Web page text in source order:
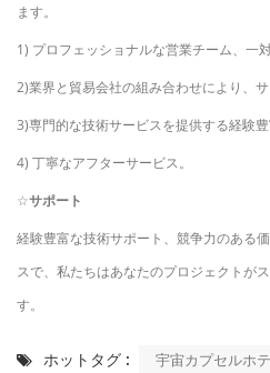
ます。
1) プロフェッショナルな営業チーム、一
2)業界と貿易会社の組み合わせにより、
3)専門的な技術サービスを提供する経験豊
4) 丁寧なアフターサービス。
☆サポート
経験豊富な技術サポート、競争力のある
スで、私たちはあなたのプロジェクトが
す。
ホットタグ :
宇宙カプセルホ